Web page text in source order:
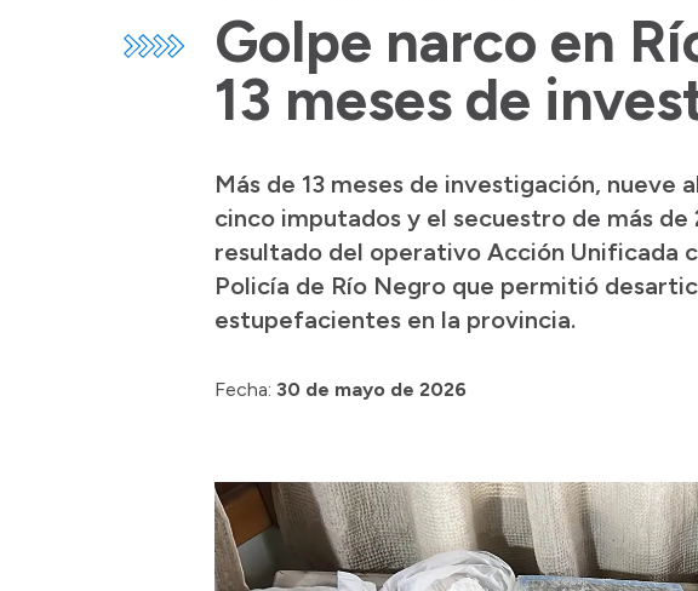
Golpe narco en
13 meses de
Más de 13 meses de investigación,
cinco imputados y el secuestro de más
resultado del operativo Acción Unificada
Policía de Río Negro que permitió
estupefacientes en la provincia.
Fecha: 30 de mayo de 2026